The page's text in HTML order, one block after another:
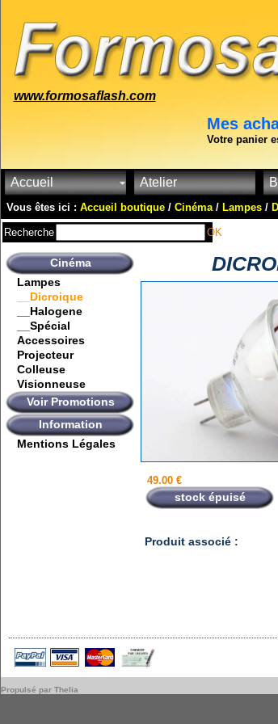
www.formosaflash.com
Mes
Votre panier
Accueil Atelier
Recherche OK
Vous êtes ici : Accueil boutique/ Cinéma/ Lampes/
Cinéma
Lampes
__Dicroique
__Halogene
__Spécial
Accessoires
Projecteur
Colleuse
Visionneuse
Voir Promotions
Information
Mentions Légales
49.00 €
stock épuisé
Produit associé :
Propulsé par Thelia